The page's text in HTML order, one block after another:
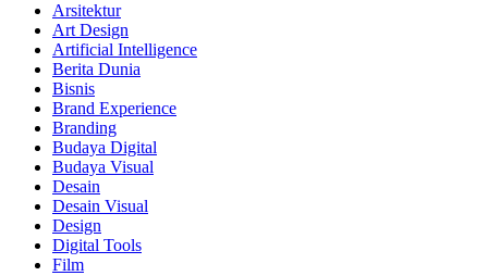
Arsitektur
Art Design
Artificial Intelligence
Berita Dunia
Bisnis
Brand Experience
Branding
Budaya Digital
Budaya Visual
Desain
Desain Visual
Design
Digital Tools
Film